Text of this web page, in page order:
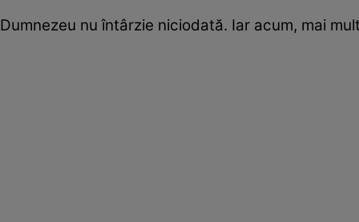
Dumnezeu nu întârzie niciodată. Iar acum, mai